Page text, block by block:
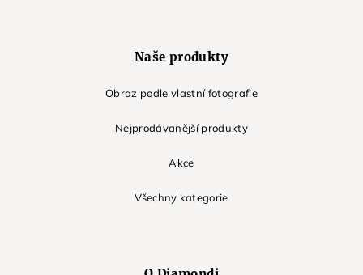
Naše produkty
Obraz podle vlastní fotografie
Nejprodávanější produkty
Akce
Všechny kategorie